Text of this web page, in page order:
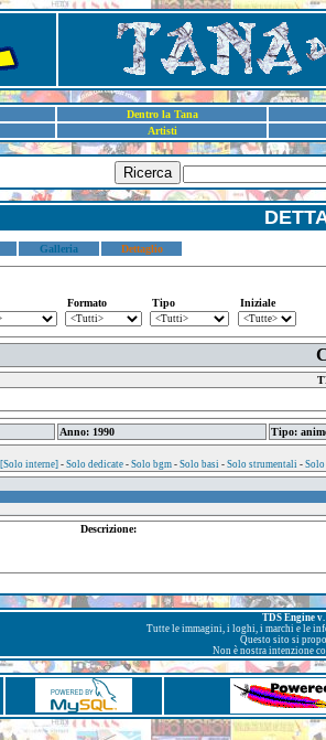
Dentro la Tana
Artisti
Ricerca
Galleria Dettaglio
Formato Tipo Iniziale
Anno: 1990
Tipo:
[Solo interne] - Solo dedicate - Solo bgm - Solo basi - Solo strumentali - Solo
Descrizione:
TDS Engine
Tutte le immagini, i loghi, i marchi e le
Questo sito si
Non è nostra intenzione